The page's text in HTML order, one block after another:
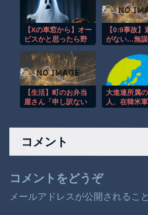
【Xの車窓から】オー
ビスかと思ったら野
か
【0:9事故】
がない…無
【生活】町のお弁当
屋さん「申し訳ない
上げするわ」
大進連所属
人、在韓米
コメント
コメントをどうぞ
メールアドレスが公開されるこ